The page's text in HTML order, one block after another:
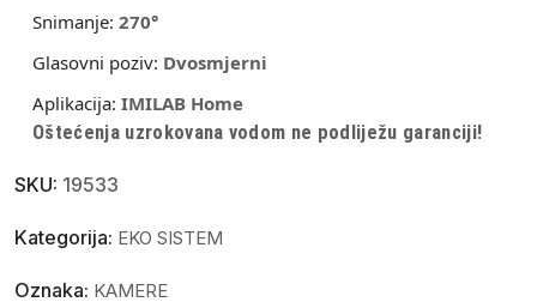
Snimanje: 270°
Glasovni poziv: Dvosmjerni
Aplikacija: IMILAB Home
Oštećenja uzrokovana vodom ne podliježu garanciji!
SKU: 19533
Kategorija: EKO SISTEM
Oznaka: KAMERE